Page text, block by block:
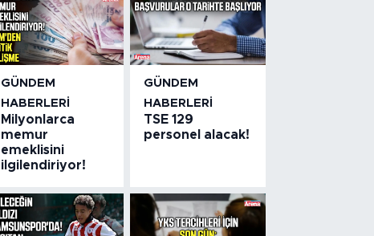
GÜNDEM
HABERLERI
Milyonlarca
memur
emeklisini
ilgilendiriyor!
GÜNDEM
HABERLERI
TSE 129
personel alacak!